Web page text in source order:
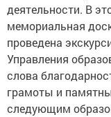
деятельности. В
мемориальная
проведена
Управления
слова
грамоты и
следующим